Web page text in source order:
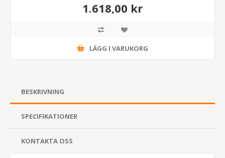
1.618,00 kr
LÄGG I VARUKORG
BESKRIVNING
SPECIFIKATIONER
KONTAKTA OSS